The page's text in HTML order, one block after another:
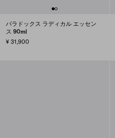
パラドックス ラディカル エッセン
ス 90ml
¥ 31,900